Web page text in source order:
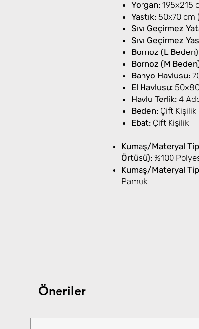
Yorgan: 195x215
Yastık: 50x70 cm
Sıvı Geçirmez
Sıvı Geçirmez
Bornoz (L
Bornoz (M
Banyo Havlusu:
El Havlusu:
Havlu Terlik: 4
Beden: Çift Kişilik
Ebat: Çift Kişilik
Kumaş/Materyal
Örtüsü): %100
Kumaş/Materyal
Pamuk
Öneriler